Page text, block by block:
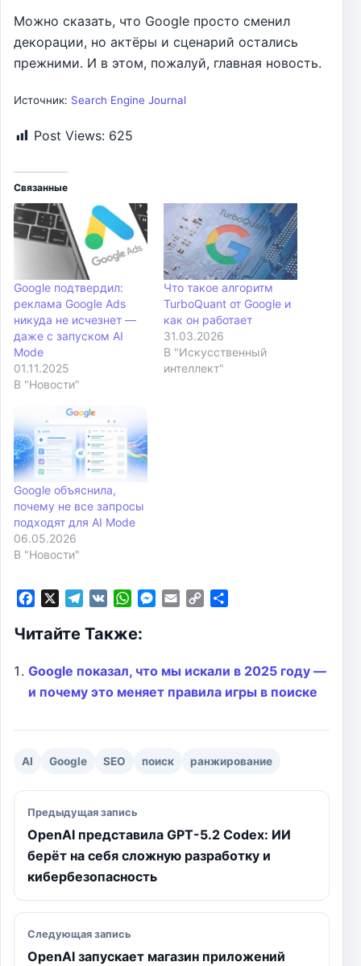
Можно сказать, что Google просто сменил
декорации, но актёры и сценарий остались
прежними. И в этом, пожалуй, главная новость.
Источник: Search Engine Journal
Post Views: 625
Связанные
Google подтвердил:
реклама Google Ads
никуда не исчезнет —
даже с запуском AI
Mode
01.11.2025
В "Новости"
Что такое алгоритм
TurboQuant от Google и
как он работает
31.03.2026
В "Искусственный
интеллект"
Google объяснила,
почему не все запросы
подходят для AI Mode
06.05.2026
В "Новости"
c
b
o
l
g
r
W
a
s
A
M
e
n
l
L
i
а
в
Читайте Также:
Google показал, что мы искали в 2025 году —
и почему это меняет правила игры в поиске
AI Google SEO поиск ранжирование
Навигация по записям
Предыдущая запись
OpenAI представила GPT-5.2 Codex: ИИ
берёт на себя сложную разработку и
кибербезопасность
Следующая запись
OpenAI запускает магазин приложений